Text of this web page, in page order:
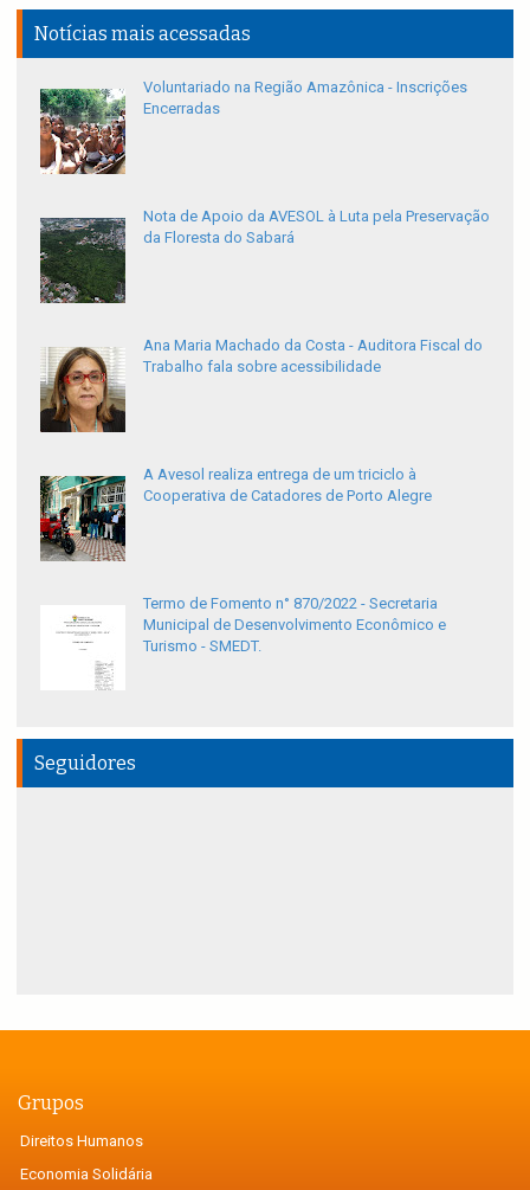
Notícias mais acessadas
Voluntariado na Região Amazônica - Inscrições
Encerradas
Nota de Apoio da AVESOL à Luta pela Preservação
da Floresta do Sabará
Ana Maria Machado da Costa - Auditora Fiscal do
Trabalho fala sobre acessibilidade
A Avesol realiza entrega de um triciclo à
Cooperativa de Catadores de Porto Alegre
Termo de Fomento n° 870/2022 - Secretaria
Municipal de Desenvolvimento Econômico e
Turismo - SMEDT.
Seguidores
Grupos
Direitos Humanos
Economia Solidária